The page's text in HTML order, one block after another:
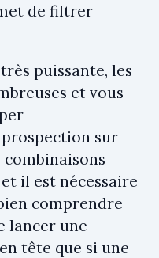
de filtrer
puissante, les
et vous
sur
il est nécessaire
comprendre
lancer une
tête que si une